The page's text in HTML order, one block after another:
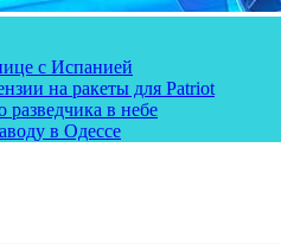
с Испанией
на ракеты для Patriot
разведчика в небе
в Одессе